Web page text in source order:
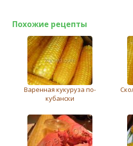
Похожие рецепты
Варенная кукуруза по-
кубански